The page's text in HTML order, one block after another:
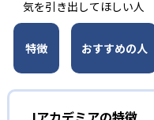
気を引き出してほしい人
特徴 おすすめの人